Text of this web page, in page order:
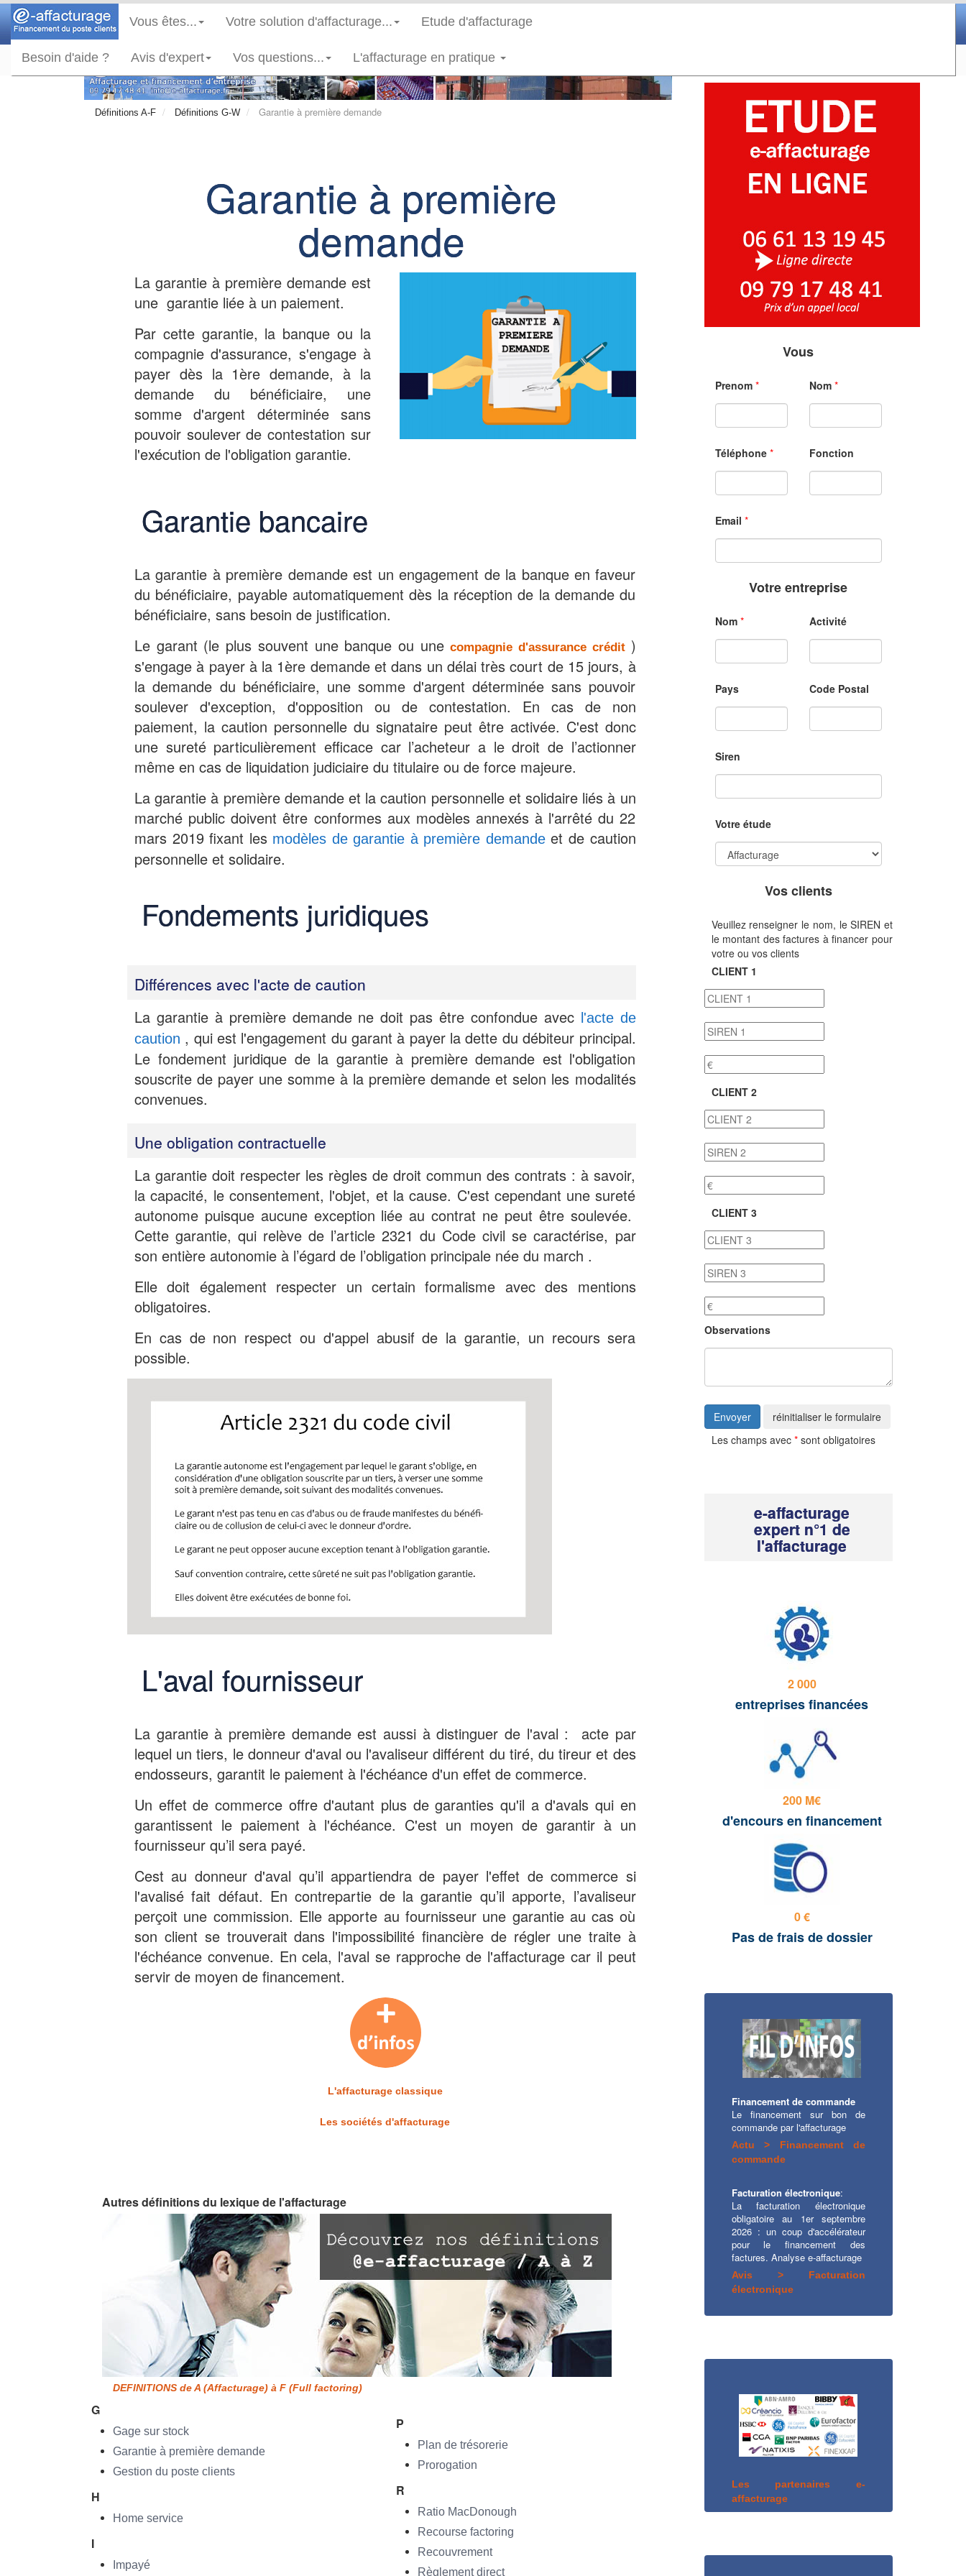
Vous êtes... Votre solution d'affacturage... Etude d'affacturage(current)
Besoin d'aide ? Avis d'expert Vos questions... L'affacturage en pratique
Définitions A-F Définitions G-W Garantie à première demande
Garantie à première
demande
La garantie à première demande est
une garantie liée à un paiement.
Par cette garantie, la banque ou la
compagnie d'assurance, s'engage à
payer dès la 1ère demande, à la
demande du bénéficiaire, une
somme d'argent déterminée sans
pouvoir soulever de contestation sur
l'exécution de l'obligation garantie.
Garantie bancaire
La garantie à première demande est un engagement de la banque en faveur
du bénéficiaire, payable automatiquement dès la réception de la demande du
bénéficiaire, sans besoin de justification.
Le garant (le plus souvent une banque ou unecompagnie d'assurance crédit )
s'engage à payer à la 1ère demande et dans un délai très court de 15 jours, à
la demande du bénéficiaire, une somme d'argent déterminée sans pouvoir
soulever d'exception, d'opposition ou de contestation. En cas de non
paiement, la caution personnelle du signataire peut être activée. C'est donc
une sureté particulièrement efficace car l’acheteur a le droit de l’actionner
même en cas de liquidation judiciaire du titulaire ou de force majeure.
La garantie à première demande et la caution personnelle et solidaire liés à un
marché public doivent être conformes aux modèles annexés à l'arrêté du 22
mars 2019 fixant les modèles de garantie à première demandeet de caution
personnelle et solidaire.
Fondements juridiques
Différences avec l'acte de caution
La garantie à première demande ne doit pas être confondue avec
l'acte de
caution , qui est l'engagement du garant à payer la dette du débiteur principal.
Le fondement juridique de la garantie à première demande est l'obligation
souscrite de payer une somme à la première demande et selon les modalités
convenues.
Une obligation contractuelle
La garantie doit respecter les règles de droit commun des contrats : à savoir,
la capacité, le consentement, l'objet, et la cause. C'est cependant une sureté
autonome puisque aucune exception liée au contrat ne peut être soulevée.
Cette garantie, qui relève de l’article 2321 du Code civil se caractérise, par
son entière autonomie à l’égard de l’obligation principale née du march .
Elle doit également respecter un certain formalisme avec des mentions
obligatoires.
En cas de non respect ou d'appel abusif de la garantie, un recours sera
possible.
L'aval fournisseur
La garantie à première demande est aussi à distinguer de l'aval : acte par
lequel un tiers, le donneur d'aval ou l'avaliseur différent du tiré, du tireur et des
endosseurs, garantit le paiement à l'échéance d'un effet de commerce.
Un effet de commerce offre d'autant plus de garanties qu'il a d'avals qui en
garantissent le paiement à l'échéance. C'est un moyen de garantir à un
fournisseur qu’il sera payé.
Cest au donneur d'aval qu’il appartiendra de payer l'effet de commerce si
l'avalisé fait défaut. En contrepartie de la garantie qu’il apporte, l’avaliseur
perçoit une commission. Elle apporte au fournisseur une garantie au cas où
son client se trouverait dans l'impossibilité financière de régler une traite à
l'échéance convenue. En cela, l'aval se rapproche de l'affacturage car il peut
servir de moyen de financement.
L'affacturage classique
Les sociétés d'affacturage
Autres définitions du lexique de l'affacturage
DEFINITIONS de A (Affacturage) à F (Full factoring)
G
Gage sur stock
Garantie à première demande
Gestion du poste clients
H
Home service
I
Impayé
P
Plan de trésorerie
Prorogation
R
Ratio MacDonough
Recourse factoring
Recouvrement
Règlement direct
Vous
Prenom * Nom *
Téléphone * Fonction
Email *
Votre entreprise
Nom * Activité
Pays Code Postal
Siren
Votre étude
Vos clients
Veuillez renseigner le nom, le SIREN et
le montant des factures à financer pour
votre ou vos clients
CLIENT 1
CLIENT 2
CLIENT 3
Observations
Envoyer
réinitialiser le formulaire
Les champs avec *sont obligatoires
e-affacturage
expert n°1 de
l'affacturage
2 000
entreprises financées
200 M€
d'encours en financement
0 €
Pas de frais de dossier
Financement de commande
Le financement sur bon de
commande par l'affacturage
Actu > Financement de
commande
Facturation électronique:
La facturation électronique
obligatoire au 1er septembre
2026 : un coup d'accélérateur
pour le financement des
factures. Analyse e-affacturage
Avis > Facturation
électronique
Les partenaires e-
affacturage